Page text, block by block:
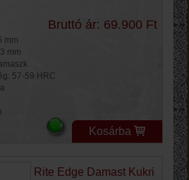
Bruttó ár: 69.900 Ft
mm
mm
57-59 HRC
Kosárba
Rite Edge Damast Kukri